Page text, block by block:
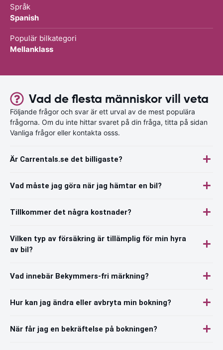
Språk
Spanish
Populär bilkategori
Mellanklass
Vad de flesta människor vill veta
Följande frågor och svar är ett urval av de mest populära
frågorna. Om du inte hittar svaret på din fråga, titta på sidan
Vanliga frågor eller kontakta osss.
Är Carrentals.se det billigaste?
Vad måste jag göra när jag hämtar en bil?
Tillkommer det några kostnader?
Vilken typ av försäkring är tillämplig för min hyra
av bil?
Vad innebär Bekymmers-fri märkning?
Hur kan jag ändra eller avbryta min bokning?
När får jag en bekräftelse på bokningen?